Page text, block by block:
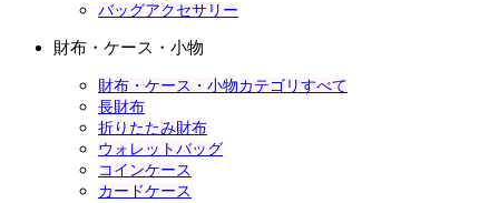
バッグアクセサリー
財布・ケース・小物
財布・ケース・小物カテゴリすべて
長財布
折りたたみ財布
ウォレットバッグ
コインケース
カードケース